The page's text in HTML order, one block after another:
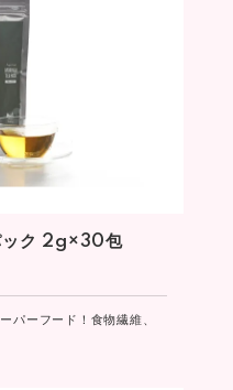
ック 2g×30包
パーフード！食物繊維、